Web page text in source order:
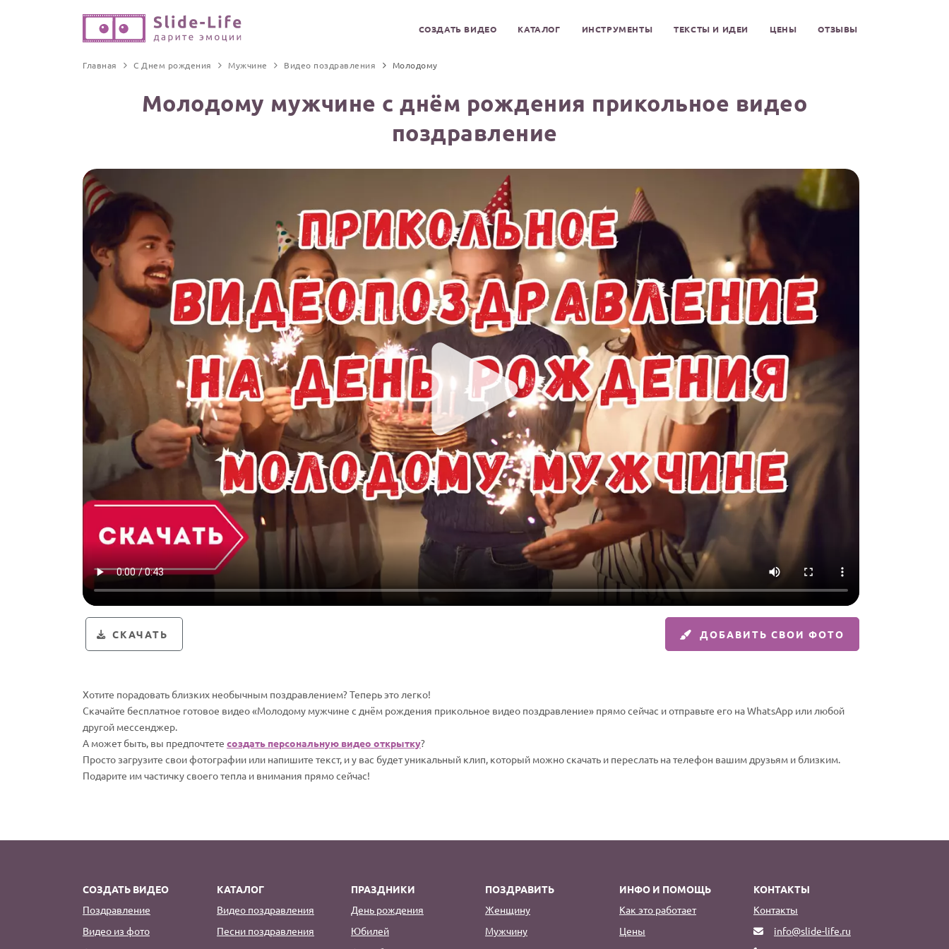
СОЗДАТЬ ВИДЕО КАТАЛОГ ИНСТРУМЕНТЫ ТЕКСТЫ И ИДЕИ ЦЕНЫ ОТЗЫВЫ
Главная С Днем рождения Мужчине Видео поздравления Молодому
Молодому мужчине с днём рождения прикольное видео
поздравление
СКАЧАТЬ ДОБАВИТЬ СВОИ ФОТО
Хотите порадовать близких необычным поздравлением? Теперь это легко!
Скачайте бесплатное готовое видео «Молодому мужчине с днём рождения прикольное видео поздравление» прямо сейчас и отправьте его на WhatsApp или любой
другой мессенджер.
А может быть, вы предпочтете создать персональную видео открытку?
Просто загрузите свои фотографии или напишите текст, и у вас будет уникальный клип, который можно скачать и переслать на телефон вашим друзьям и близким.
Подарите им частичку своего тепла и внимания прямо сейчас!
СОЗДАТЬ ВИДЕО
Поздравление
Видео из фото
КАТАЛОГ
Видео поздравления
Песни поздравления
ПРАЗДНИКИ
День рождения
Юбилей
ПОЗДРАВИТЬ
Женщину
Мужчину
ИНФО И ПОМОЩЬ
Как это работает
Цены
КОНТАКТЫ
Контакты
info@slide-life.ru